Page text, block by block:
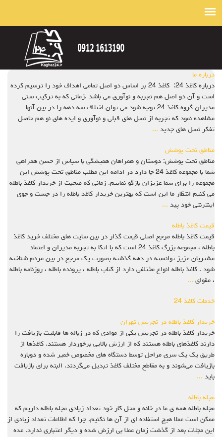
درباره ما
درباره کاغذ 24: کاغذ 24 بر اساس دو اصل تمامی اهداف خود را ترسیم کرده
است و آن دو اصل هم تجربه و نوآوری می باشد .زمانی که به ترکیب سنی
مدیران گروه کاغذ 24 توجه شود می توان اختلاف سه دهه را در بین آنها
مشاهده نمود که تجربه از نسل های قبلی و نوآوری و ایده های نو هم حاصل
تفکر نسل های جدید ...
مناطق تحت پوشش
مناطق تحت پوشش: دوستان و همراهان همیشگی با سپاس از حسن همراهی
شما با مجموعه کاغذ 24 جا دارد در ادامه این مطلب مناطق تحت پوشش این
مجموعه را برای شما عزیزان بازگو نماییم. زمانی که صحبت از خریدار کاغذ باطله
می کنیم انتظار ما این است که بهترین خریدار کاغد باطله را در جست و جوی
اینترنتی خود پید ...
قیمت کاغذ باطله
قیمت کاغذ باطله مرجع اصلی قیمت گذار در بین سایت های مختلف خرید کاغذ
باطله ، مجموعه بزرگ کاغذ 24 است که با اتکا به تجربه مدیران و اعتماد
مشتریان عزیز توانسته در دهه گذشته بصورت یک مرجع در بین مردم شناخته
شود . کاغذ باطله انواع مختلفی دارد از کتاب باطله ، پرونده باطله ، روزنامه باطله
، مقوای ...
خدمات کاغذ 24
خریدار کاغذ باطله در تجریش تهران
خریدار کاغذ باطله در تجریش یکی از موادی که در زباله ها قابلیت بازیافت را
دارند کاغذهای باطله هستند که از ارزش بالایی برخوردار هستند. کاغذها از
طریق یک یک سری مراحل توسط دستگاه ‌های مخصوص خمیر شده و دوباره
بازیافت می‌شوند و به مقاطع مختلف کاغذ تبدیل می‌گردند. البته برای بازیافت
باید ...
مجله باطله
مجله باطله همه ی ما در خانه و محل کار خود تعداد زیادی مجله باطله داریم که
ممکن است عملا هیچ استفاده ای از آن ها نکنیم. چرا که اطلاعات تعداد زیادی از
این مجلات بعد از گذشت زمان عملا بی ارزش شده و دیگر اعتباری ندارد. عده